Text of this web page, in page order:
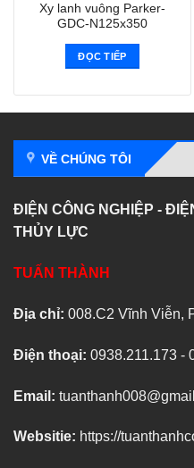
Xy lanh vuông Parker-
GDC-N125x350
ĐỌC TIẾP
VỀ CHÚNG TÔI
ĐIỆN CÔNG NGHIỆP -
THỦY LỰC
TUẤN THÀNH
Địa chỉ: 008.C2 Vĩnh Viễn,
Điện thoại: 0938.211.173 -
Email:
Websitie: https://